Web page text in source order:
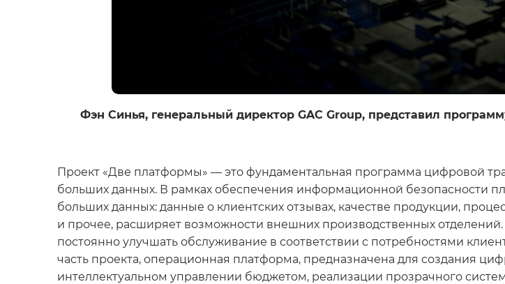
Фэн Синья, генеральный директор GAC Group, представил
Проект «Две платформы» — это фундаментальная программа цифровой
больших данных. В рамках обеспечения информационной безопасности
больших данных: данные о клиентских отзывах, качестве продукции,
и прочее, расширяет возможности внешних производственных
постоянно улучшать обслуживание в соответствии с потребностями
часть проекта, операционная платформа, предназначена для создания
интеллектуальном управлении бюджетом, реализации прозрачного